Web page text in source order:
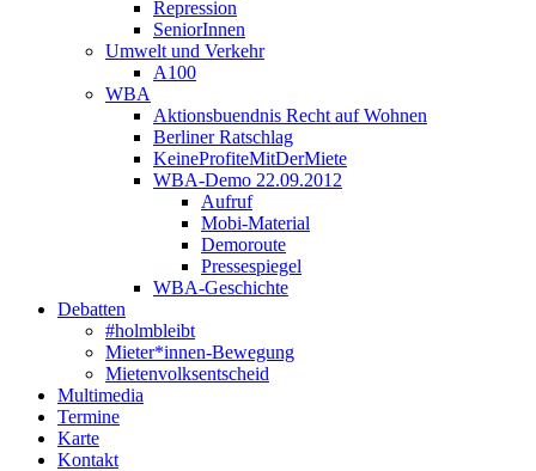
Repression
SeniorInnen
Umwelt und Verkehr
A100
WBA
Aktionsbuendnis Recht auf Wohnen
Berliner Ratschlag
KeineProfiteMitDerMiete
WBA-Demo 22.09.2012
Aufruf
Mobi-Material
Demoroute
Pressespiegel
WBA-Geschichte
Debatten
#holmbleibt
Mieter*innen-Bewegung
Mietenvolksentscheid
Multimedia
Termine
Karte
Kontakt